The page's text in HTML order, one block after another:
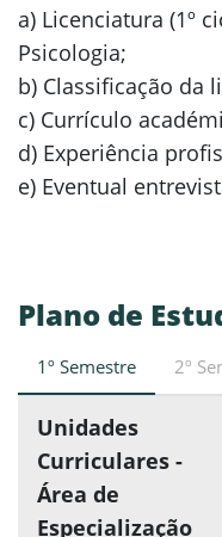
a) Licenciatura (1º
Psicologia;
b) Classificação da
c) Currículo
d) Experiência
e) Eventual
Plano de
1º Semestre 2º
Unidades
Curriculares -
Área de
Especialização